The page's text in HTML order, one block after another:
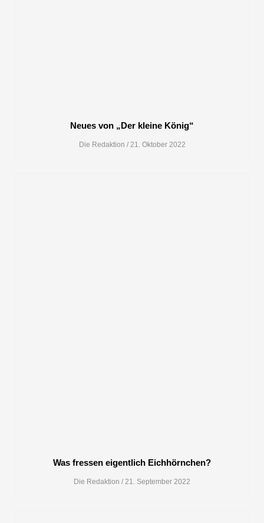
Neues von „Der kleine König“
Die Redaktion 21. Oktober 2022
Was fressen eigentlich Eichhörnchen?
Die Redaktion 21. September 2022